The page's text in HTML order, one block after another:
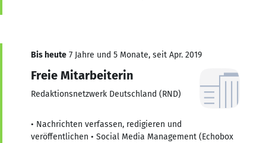
Bis heute 7 Jahre und 5 Monate, seit Apr. 2019
Freie Mitarbeiterin
Redaktionsnetzwerk Deutschland (RND)
• Nachrichten verfassen, redigieren und
veröffentlichen • Social Media Management (Echobox